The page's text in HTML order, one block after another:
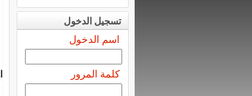
تسجيل الدخول
اسم الدخول
كلمة المرور